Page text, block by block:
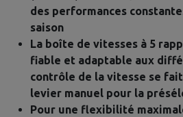
des performances
saison
La boîte de vitesses à 5
fiable et adaptable aux
contrôle de la vitesse se
levier manuel pour la
Pour une flexibilité